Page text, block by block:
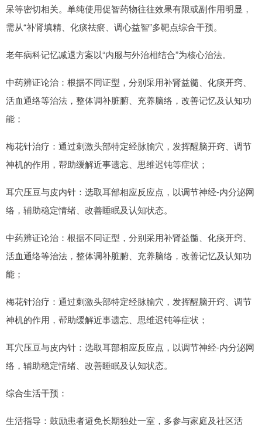
呆等密切相关。单纯使用促智药物往往效果有限或副作用明显，
需从“补肾填精、化痰祛瘀、调心益智”多靶点综合干预。
老年病科记忆减退方案以“内服与外治相结合”为核心治法。
中药辨证论治：根据不同证型，分别采用补肾益髓、化痰开窍、
活血通络等治法，整体调补脏腑、充养脑络，改善记忆及认知功
能；
梅花针治疗：通过刺激头部特定经脉腧穴，发挥醒脑开窍、调节
神机的作用，帮助缓解近事遗忘、思维迟钝等症状；
耳穴压豆与皮内针：选取耳部相应反应点，以调节神经-内分泌网
络，辅助稳定情绪、改善睡眠及认知状态。
中药辨证论治：根据不同证型，分别采用补肾益髓、化痰开窍、
活血通络等治法，整体调补脏腑、充养脑络，改善记忆及认知功
能；
梅花针治疗：通过刺激头部特定经脉腧穴，发挥醒脑开窍、调节
神机的作用，帮助缓解近事遗忘、思维迟钝等症状；
耳穴压豆与皮内针：选取耳部相应反应点，以调节神经-内分泌网
络，辅助稳定情绪、改善睡眠及认知状态。
综合生活干预：
生活指导：鼓励患者避免长期独处一室，多参与家庭及社区活